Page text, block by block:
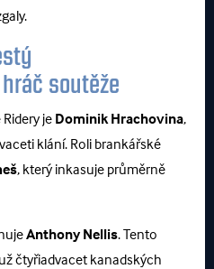
soutěže
je Dominik Hrachovina,
klání. Roli brankářské
, který inkasuje průměrně
Anthony Nellis. Tento
čtyřiadvacet kanadských